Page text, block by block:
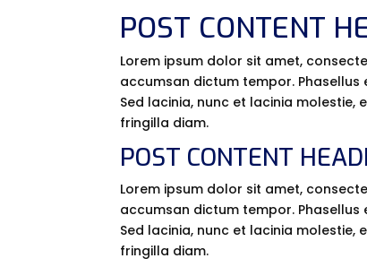
POST CONTENT
Lorem ipsum dolor sit amet,
accumsan dictum tempor.
Sed lacinia, nunc et lacinia
fringilla diam.
POST CONTENT
Lorem ipsum dolor sit amet,
accumsan dictum tempor.
Sed lacinia, nunc et lacinia
fringilla diam.